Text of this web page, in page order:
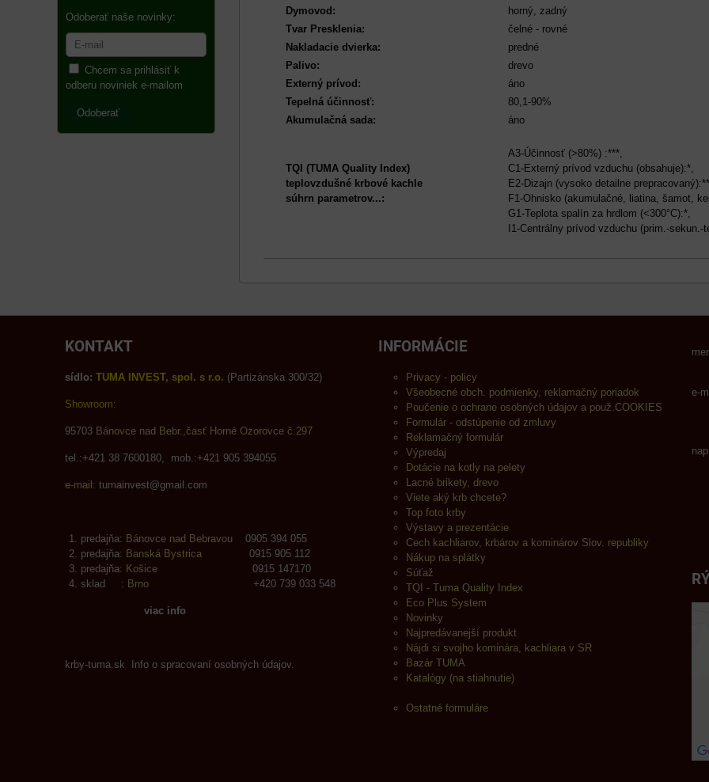
Dymovod:
horný, zadný
Tvar Presklenia:
čelné - rovné
Nakladacie dvierka:
predné
Palivo:
drevo
Externý prívod:
áno
Tepelná účinnosť:
80,1-90%
Akumulačná sada:
áno
TQI (TUMA Quality Index)
teplovzdušné krbové kachle
súhrn parametrov...:
A3-Účinnosť (>80%) :***,
C1-Externý prívod vzduchu (obsahuje):*,
E2-Dizajn (vysoko detailne
F1-Ohnisko (akumulačné, liatina, šamot,
G1-Teplota spalín za hrdlom (<300°C):*,
I1-Centrálny prívod vzduchu (prim.-
Odoberať naše novinky:
Chcem sa prihlásiť k
odberu noviniek e-mailom
Odoberať
KONTAKT
sídlo: TUMA INVEST, spol. s r.o. (Partizánska 300/32)
Showroom:
95703 Bánovce nad Bebr.,časť Horné Ozorovce č.297
tel.:+421 38 7600180, mob.:+421 905 394055
e-mail: tumainvest@gmail.com
predajňa: Bánovce nad Bebravou 0905 394 055
predajňa: Banská Bystrica 0915 905 112
predajňa: Košice 0915 147170
sklad : Brno +420 739 033 548
viac info
krby-tuma.sk Info o spracovaní osobných údajov.
INFORMÁCIE
Privacy - policy
Všeobecné obch. podmienky, reklamačný poriadok
Poučenie o ochrane osobných údajov a použ.COOKIES
Formulár - odstúpenie od zmluvy
Reklamačný formulár
Výpredaj
Dotácie na kotly na pelety
Lacné brikety, drevo
Viete aký krb chcete?
Top foto krby
Výstavy a prezentácie
Cech kachliarov, krbárov a kominárov Slov. republiky
Nákup na splátky
Súťaž
TQI - Tuma Quality Index
Eco Plus System
Novinky
Najpredávanejší produkt
Nájdi si svojho kominára, kachliara v SR
Bazár TUMA
Katalógy (na stiahnutie)
Ostatné formuláre
e-